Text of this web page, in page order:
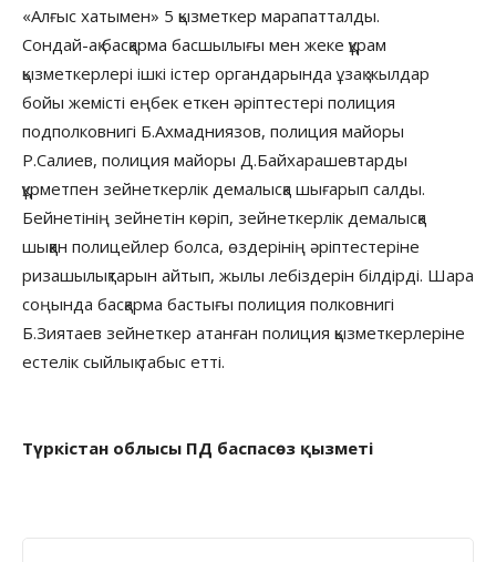
«Алғыс хатымен» 5 қызметкер марапатталды.
Сондай-ақ басқарма басшылығы мен жеке құрам
қызметкерлері ішкі істер органдарында ұзақ жылдар
бойы жемісті еңбек еткен әріптестері полиция
подполковнигі Б.Ахмадниязов, полиция майоры
Р.Салиев, полиция майоры Д.Байхарашевтарды
құрметпен зейнеткерлік демалысқа шығарып салды.
Бейнетінің зейнетін көріп, зейнеткерлік демалысқа
шыққан полицейлер болса, өздерінің әріптестеріне
ризашылықтарын айтып, жылы лебіздерін білдірді. Шара
соңында басқарма бастығы полиция полковнигі
Б.Зиятаев зейнеткер атанған полиция қызметкерлеріне
естелік сыйлық табыс етті.
Түркістан облысы ПД баспасөз қызметі